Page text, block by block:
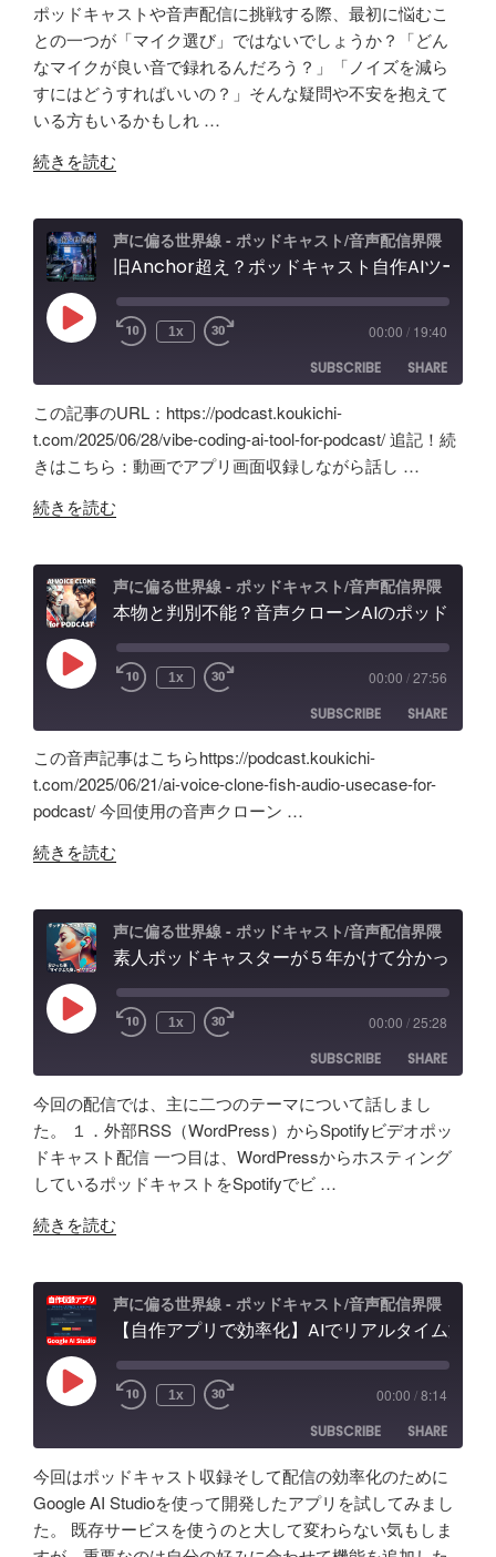
タ
ー
フ
ェ
ー
ス
ビ
ュ
ー
忘
ド
キ
ャ
ス
ト
音
編
集」
ア
リ
【Google
Studio】
バ
イ
ブ
コ
デ
ィ
ン
の
と
試
行
錯
の
記
録"
Amazon
Apple Podcasts
RSS
Spotify
RSS FEED
SHARE
LINK
EMBED
ポッドキャストや音声配信に挑戦する際、最初に悩むこ
との一つが「マイク選び」ではないでしょうか？「どん
なマイクが良い音で録れるんだろう？」「ノイズを減ら
すにはどうすればいいの？」そんな疑問や不安を抱えて
いる方もいるかもしれ …
"原
帰
の
「Tascam
DR-
07X」
間
の
ポ
ッ
ャ
ス
配
し
た
ノ
イ
除
去/
音
か
配
信
初
心
向
け
な
返
り"
の
続きを読む
声に偏る世界線 - ポッドキャスト/音声配信界隈
Play
Episode 1x 00:00 / 19:40
SUBSCRIBE
SHARE
Amazon
Apple Podcasts
RSS
Spotify
RSS FEED
SHARE
LINK
EMBED
この記事のURL：https://podcast.koukichi-
t.com/2025/06/28/vibe-coding-ai-tool-for-podcast/ 追記！続
きはこちら：動画でアプリ画面収録しながら話し …
"旧
え？
ポ
ド
ト
自
作
AI
ー
ル
の
録。
集・
構
成
ま
で！
AI
Studio
イ
デ
ィ
ン
続きを読む
声に偏る世界線 - ポッドキャスト/音声配信界隈
Play
Episode 1x 00:00 /27:56
SUBSCRIBE
SHARE
Amazon
Apple Podcasts
RSS
Spotify
RSS FEED
SHARE
LINK
EMBED
この音声記事はこちらhttps://podcast.koukichi-
t.com/2025/06/21/ai-voice-clone-fish-audio-usecase-for-
podcast/ 今回使用の音声クローン …
"本
判
能？
ロ
ー
ン
AI
の
ド
ス
術
と
可
続きを読む
声に偏る世界線 - ポッドキャスト/音声配信界隈
Play
Episode 1x 00:00 /25:28
SUBSCRIBE
SHARE
Amazon
Apple Podcasts
RSS
Spotify
RSS FEED
SHARE
LINK
EMBED
今回の配信では、主に二つのテーマについて話しまし
た。 １．外部RSS（WordPress）からSpotifyビデオポッ
ドキャスト配信 一つ目は、WordPressからホスティング
しているポッドキャストをSpotifyでビ …
"素
ッ
ャ
が
５
年
続きを読む
声に偏る世界線 - ポッドキャスト/音声配信界隈
Play
Episode 1x 00:00 /8:14
SUBSCRIBE
SHARE
Amazon
Apple Podcasts
RSS
Spotify
SHARE
LINK
今回はポッドキャスト収録そして配信の効率化のために
Google AI Studioを使って開発したアプリを試してみまし
た。 既存サービスを使うのと大して変わらない気もしま